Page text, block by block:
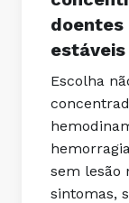
doentes
estáveis
Escolha
sem lesão
sintomas,